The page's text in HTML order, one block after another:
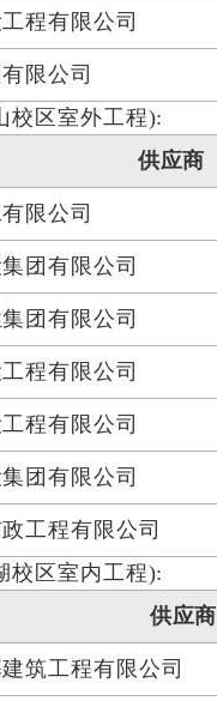
程有限公司
限公司
校区室外工程):
供应商
限公司
团有限公司
团有限公司
程有限公司
程有限公司
团有限公司
工程有限公司
校区室内工程):
供应商
筑工程有限公司